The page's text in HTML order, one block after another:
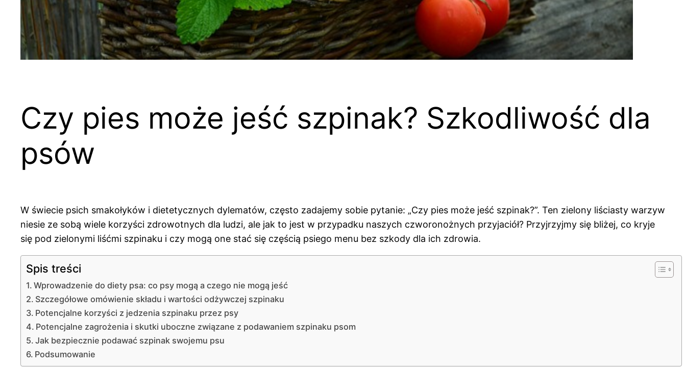
Czy pies może jeść szpinak? Szkodliwość dla
psów
W świecie psich smakołyków i dietetycznych dylematów, często zadajemy sobie pytanie: „Czy pies może jeść szpinak?”. Ten zielony liściasty warzyw
niesie ze sobą wiele korzyści zdrowotnych dla ludzi, ale jak to jest w przypadku naszych czworonożnych przyjaciół? Przyjrzyjmy się bliżej, co kryje
się pod zielonymi liśćmi szpinaku i czy mogą one stać się częścią psiego menu bez szkody dla ich zdrowia.
Spis treści
Wprowadzenie do diety psa: co psy mogą a czego nie mogą jeść
Szczegółowe omówienie składu i wartości odżywczej szpinaku
Potencjalne korzyści z jedzenia szpinaku przez psy
Potencjalne zagrożenia i skutki uboczne związane z podawaniem szpinaku psom
Jak bezpiecznie podawać szpinak swojemu psu
Podsumowanie